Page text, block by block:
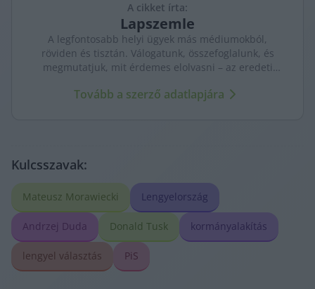
A cikket írta:
Lapszemle
A legfontosabb helyi ügyek más médiumokból,
röviden és tisztán. Válogatunk, összefoglalunk, és
megmutatjuk, mit érdemes elolvasni – az eredeti
Tovább a szerző adatlapjára
Kulcsszavak:
Mateusz Morawiecki Lengyelország
Andrzej Duda Donald Tusk kormányalakítás
lengyel választás PiS